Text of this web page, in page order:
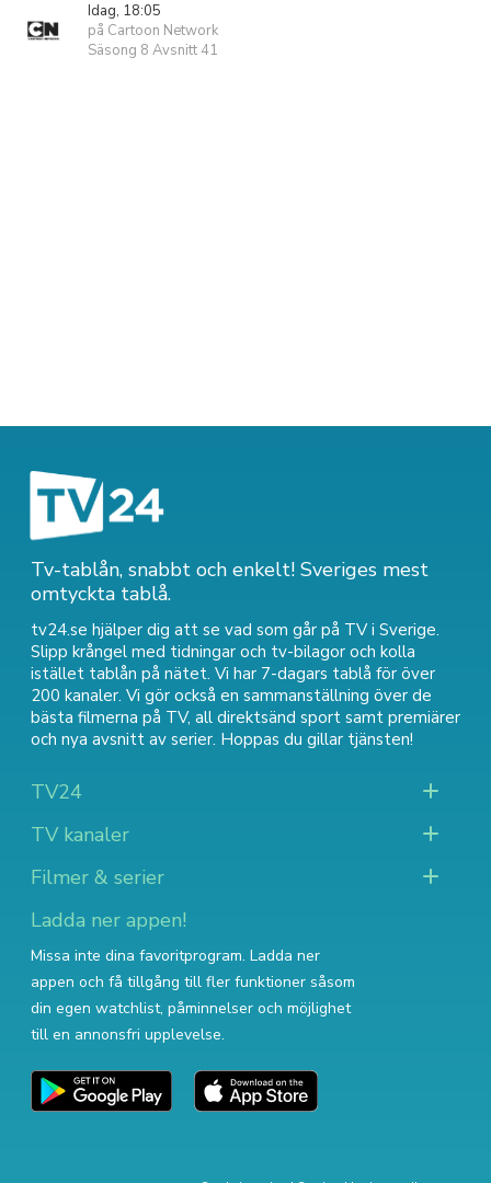
Idag, 18:05
på Cartoon Network
Säsong 8 Avsnitt 41
Tv-tablån, snabbt och enkelt! Sveriges mest
omtyckta tablå.
tv24.se hjälper dig att se vad som går på TV i Sverige.
Slipp krångel med tidningar och tv-bilagor och kolla
istället tablån på nätet. Vi har 7-dagars tablå för över
200 kanaler. Vi gör också en sammanställning över de
bästa filmerna på TV, all direktsänd sport samt premiärer
och nya avsnitt av serier. Hoppas du gillar tjänsten!
TV24
TV kanaler
Filmer & serier
Ladda ner appen!
Missa inte dina favoritprogram. Ladda ner
appen och få tillgång till fler funktioner såsom
din egen watchlist, påminnelser och möjlighet
till en annonsfri upplevelse.